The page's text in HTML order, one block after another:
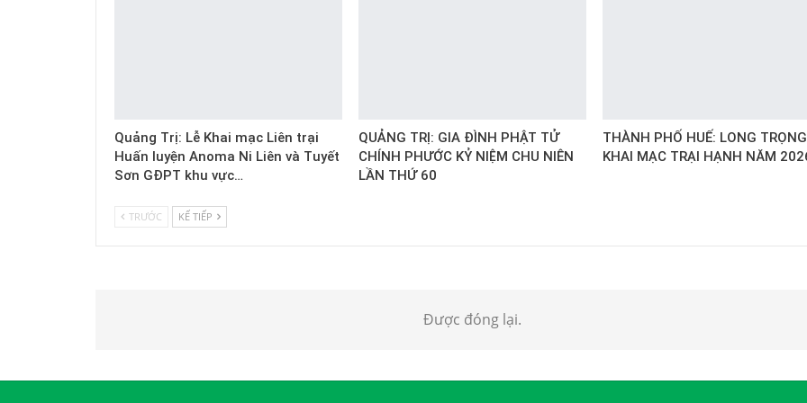
Quảng Trị: Lễ Khai mạc Liên trại
Huấn luyện Anoma Ni Liên và Tuyết
Sơn GĐPT khu vực…
QUẢNG TRỊ: GIA ĐÌNH PHẬT TỬ
CHÍNH PHƯỚC KỶ NIỆM CHU NIÊN
LẦN THỨ 60
THÀNH PHỐ HUẾ: LONG
KHAI MẠC TRẠI HẠNH NĂM
TRƯỚC KẾ TIẾP
Được đóng lại.